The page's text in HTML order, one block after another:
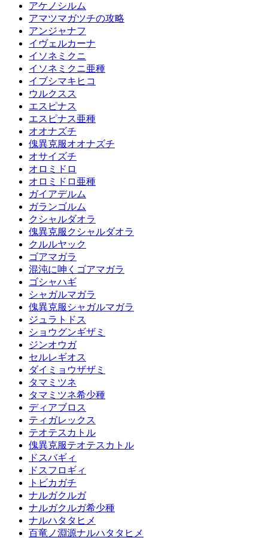
アケノシルム
アマツマガツチの攻略
アンジャナフ
イヴェルカーナ
イソネミクニ
イソネミクニ亜種
イブシマキヒコ
ウルクスス
エスピナス
エスピナス亜種
オオナズチ
傀異克服オオナズチ
オサイズチ
オロミドロ
オロミドロ亜種
ガイアデルム
ガランゴルム
クシャルダオラ
傀異克服クシャルダオラ
クルルヤック
ゴアマガラ
混沌に呻くゴアマガラ
ゴシャハギ
シャガルマガラ
傀異克服シャガルマガラ
ジュラトドス
ショウグンギザミ
ジンオウガ
セルレギオス
ダイミョウザザミ
タマミツネ
タマミツネ希少種
ディアブロス
ティガレックス
テオテスカトル
傀異克服テオテスカトル
ドスバギィ
ドスフロギィ
トビカガチ
ナルガクルガ
ナルガクルガ希少種
ナルハタタヒメ
百竜ノ淵源ナルハタタヒメ